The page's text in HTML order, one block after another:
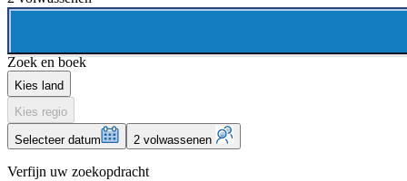
Zoek en boek
Kies land
Kies regio
Selecteer datum 2 volwassenen
Verfijn uw zoekopdracht